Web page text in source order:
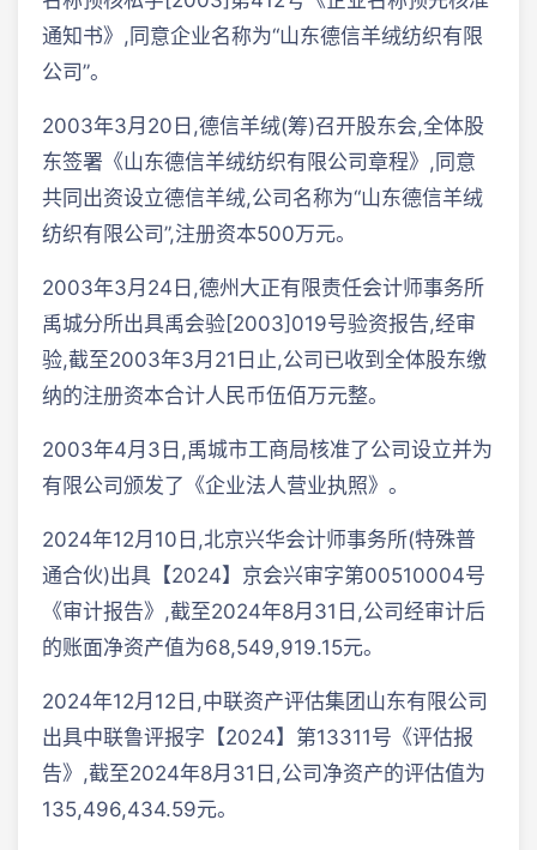
通知书》,同意企业名称为“山东德信羊绒纺织有限
公司”。
2003年3月20日,德信羊绒(筹)召开股东会,全体股
东签署《山东德信羊绒纺织有限公司章程》,同意
共同出资设立德信羊绒,公司名称为“山东德信羊绒
纺织有限公司”,注册资本500万元。
2003年3月24日,德州大正有限责任会计师事务所
禹城分所出具禹会验[2003]019号验资报告,经审
验,截至2003年3月21日止,公司已收到全体股东缴
纳的注册资本合计人民币伍佰万元整。
2003年4月3日,禹城市工商局核准了公司设立并为
有限公司颁发了《企业法人营业执照》。
2024年12月10日,北京兴华会计师事务所(特殊普
通合伙)出具【2024】京会兴审字第00510004号
《审计报告》,截至2024年8月31日,公司经审计后
的账面净资产值为68,549,919.15元。
2024年12月12日,中联资产评估集团山东有限公司
出具中联鲁评报字【2024】第13311号《评估报
告》,截至2024年8月31日,公司净资产的评估值为
135,496,434.59元。